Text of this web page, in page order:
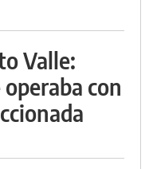
Valle:
con